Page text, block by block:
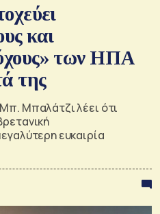
και
των ΗΠΑ
της
Μπαλάτζι λέει ότι
ευκαιρία